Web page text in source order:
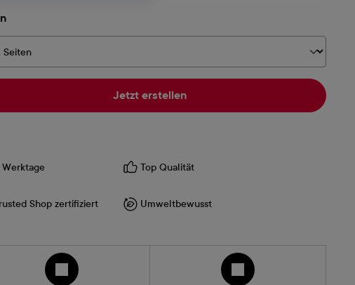
auswählen
Jetzt erstellen
Werktage Top Qualität
Shop zertifiziert Umweltbewusst